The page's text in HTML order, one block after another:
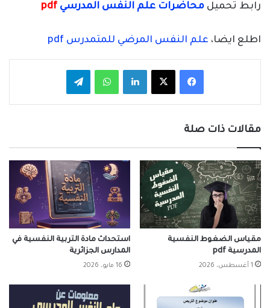
رابط تحميل محاضرات علم النفس المدرسي pdf
اطلع ايضا، علم النفس المرضي للمتمدرس pdf
فيسبوك لينكدإن واتساب
مقالات ذات صلة
مقياس الضغوط النفسية
المدرسية pdf
1 أغسطس، 2026
استحداث مادة التربية النفسية في
المدارس الجزائرية
16 مايو، 2026